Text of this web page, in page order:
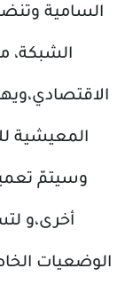
السامية
الشبكة،
المعيشية
وسيتمّ
أخرى،و
الوضعيات